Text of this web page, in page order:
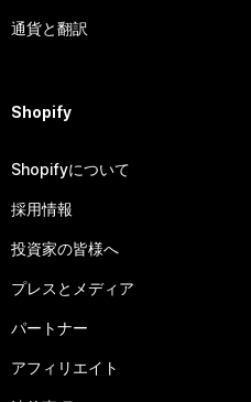
通貨と翻訳
Shopify
Shopifyについて
採用情報
投資家の皆様へ
プレスとメディア
パートナー
アフィリエイト